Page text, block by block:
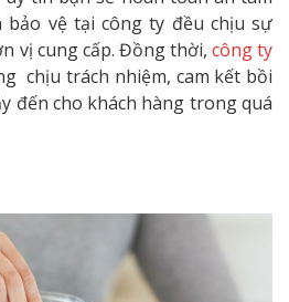
vệ tại công ty đều chịu sự
vị cung cấp. Đồng thời, công ty
chịu trách nhiệm, cam kết bồi
đến cho khách hàng trong quá